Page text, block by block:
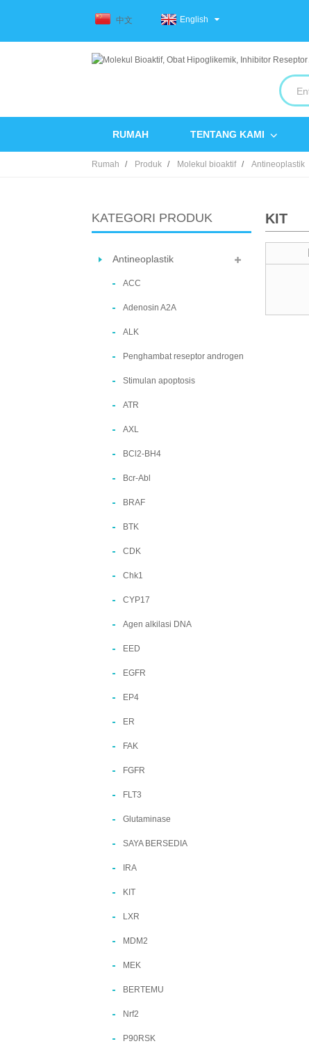
中文 English
RUMAH TENTANG KAMI
Rumah Produk Molekul bioaktif Antineoplastik
KATEGORI PRODUK
Antineoplastik
ACC
Adenosin A2A
ALK
Penghambat reseptor androgen
Stimulan apoptosis
ATR
AXL
BCl2-BH4
Bcr-Abl
BRAF
BTK
CDK
Chk1
CYP17
Agen alkilasi DNA
EED
EGFR
EP4
ER
FAK
FGFR
FLT3
Glutaminase
SAYA BERSEDIA
IRA
KIT
LXR
MDM2
MEK
BERTEMU
Nrf2
P90RSK
KIT